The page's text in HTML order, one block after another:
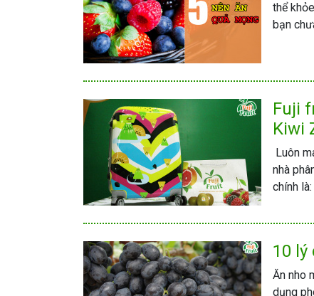
thể
bạn
Fuji
Kiwi
Luôn
nhà
chính là:
10 lý
Ăn nho
dụng